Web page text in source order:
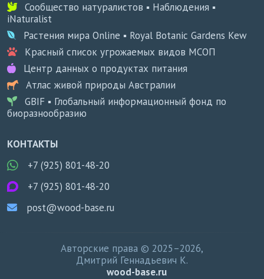
Сообщество натуралистов ▪ Наблюдения ▪
iNaturalist
Растения мира Online ▪ Royal Botanic Gardens Kew
Красный список угрожаемых видов МСОП
Центр данных о продуктах питания
Атлас живой природы Австралии
GBIF ▪ Глобальный информационный фонд по
биоразнообразию
КОНТАКТЫ
+7 (925) 801-48-20
+7 (925) 801-48-20
post@wood-base.ru
Авторские права © 2025–2026,
Дмитрий Геннадьевич К.
wood-base.ru